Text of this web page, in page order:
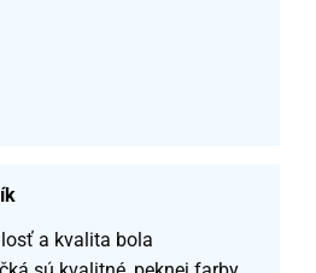
a kvalita bola